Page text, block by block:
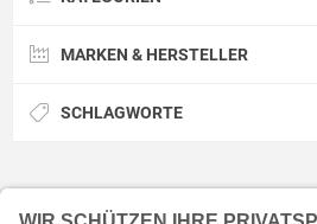
MARKEN & HERSTELLER
SCHLAGWORTE